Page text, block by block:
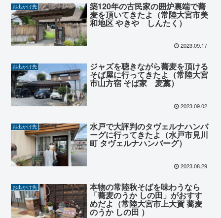
お出かけ先 築120年の古民家の囲炉裏端で蕎
麦を頂いてきたよ（常陸大宮市美
和地区 やきや しんたく）
2023.09.17
お出かけ先 ジャズを聴きながら蕎麦を頂ける
そば屋に行ってきたよ（常陸大宮
市山方宿 そば家 麦藁）
2023.09.02
お出かけ先 水戸で大評判のタヴェルナハンバ
ーグに行ってきたよ（水戸市見川
町 タヴェルナハンバーグ）
2023.08.29
お出かけ先 本物の常陸秋そばを味わうなら
「蕎麦のうか しの田」がおすす
めだよ（常陸大宮市上大賀 蕎麦
のうか しの田 ）